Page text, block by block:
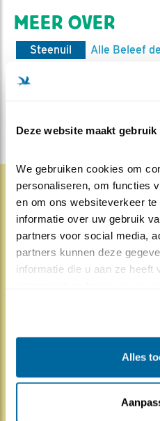
Deze website maakt
We gebruiken cookies om
personaliseren, om functies
en om ons websiteverkeer
informatie over uw gebruik
partners voor social media,
partners kunnen deze
informatie die u aan ze heeft
Alles
MEER OVER
Steenuil
Alle Beleef de
Lente blogs
Natuur en Vogels
Herleef de
hoog..
gedaan. Een
Lees meer